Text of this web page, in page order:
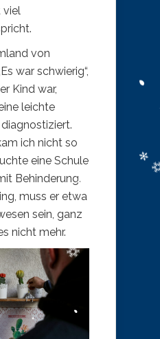
viel
von
war schwierig“,
Kind war,
leichte
ich nicht so
eine Schule
Behinderung.
muss er etwa
sein, ganz
nicht mehr.